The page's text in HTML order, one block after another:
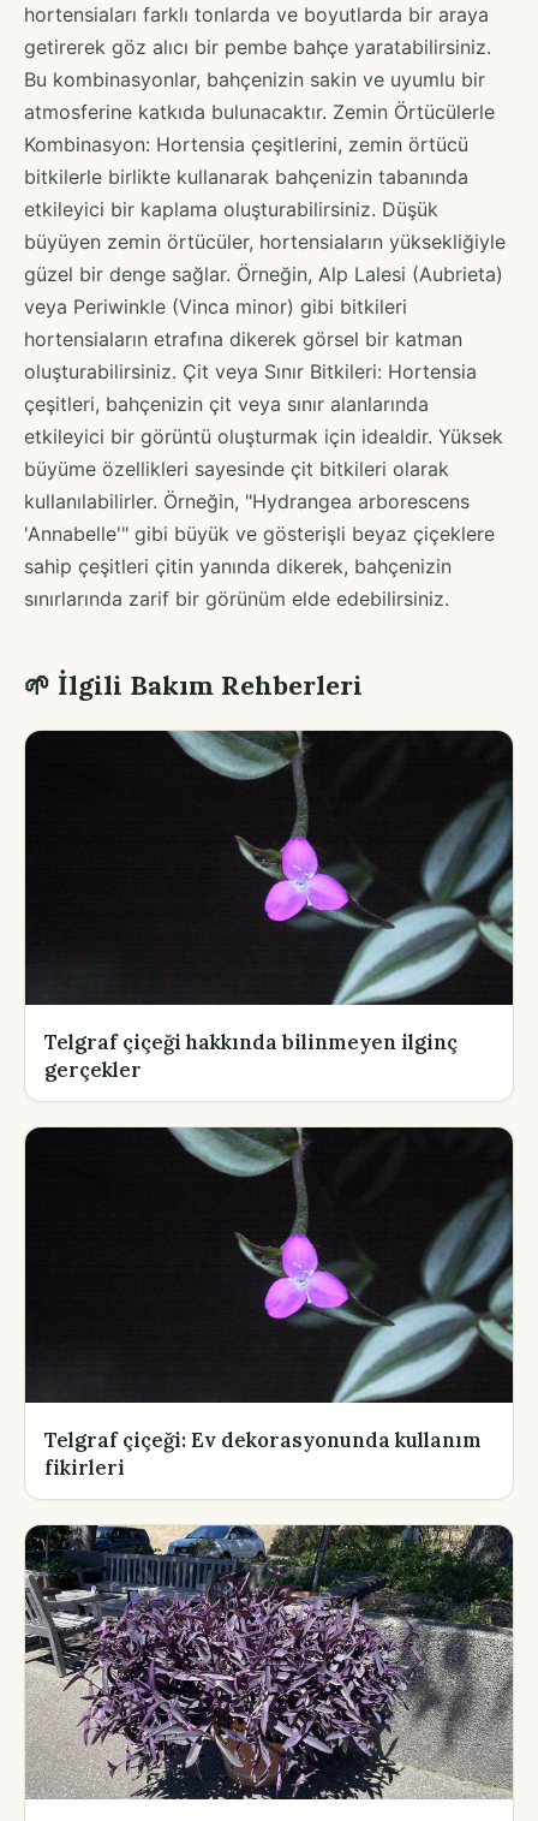
hortensiaları farklı tonlarda ve boyutlarda bir araya
getirerek göz alıcı bir pembe bahçe yaratabilirsiniz.
Bu kombinasyonlar, bahçenizin sakin ve uyumlu bir
atmosferine katkıda bulunacaktır. Zemin Örtücülerle
Kombinasyon: Hortensia çeşitlerini, zemin örtücü
bitkilerle birlikte kullanarak bahçenizin tabanında
etkileyici bir kaplama oluşturabilirsiniz. Düşük
büyüyen zemin örtücüler, hortensiaların yüksekliğiyle
güzel bir denge sağlar. Örneğin, Alp Lalesi (Aubrieta)
veya Periwinkle (Vinca minor) gibi bitkileri
hortensiaların etrafına dikerek görsel bir katman
oluşturabilirsiniz. Çit veya Sınır Bitkileri: Hortensia
çeşitleri, bahçenizin çit veya sınır alanlarında
etkileyici bir görüntü oluşturmak için idealdir. Yüksek
büyüme özellikleri sayesinde çit bitkileri olarak
kullanılabilirler. Örneğin, "Hydrangea arborescens
'Annabelle'" gibi büyük ve gösterişli beyaz çiçeklere
sahip çeşitleri çitin yanında dikerek, bahçenizin
sınırlarında zarif bir görünüm elde edebilirsiniz.
🌱 İlgili Bakım Rehberleri
Telgraf çiçeği hakkında bilinmeyen ilginç
gerçekler
Telgraf çiçeği: Ev dekorasyonunda kullanım
fikirleri